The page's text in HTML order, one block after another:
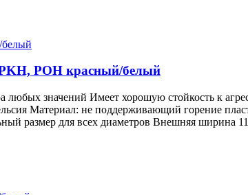
POH красный/белый
значений Имеет хорошую стойкость к
Материал: не поддерживающий горение
размер для всех диаметров Внешняя ширина